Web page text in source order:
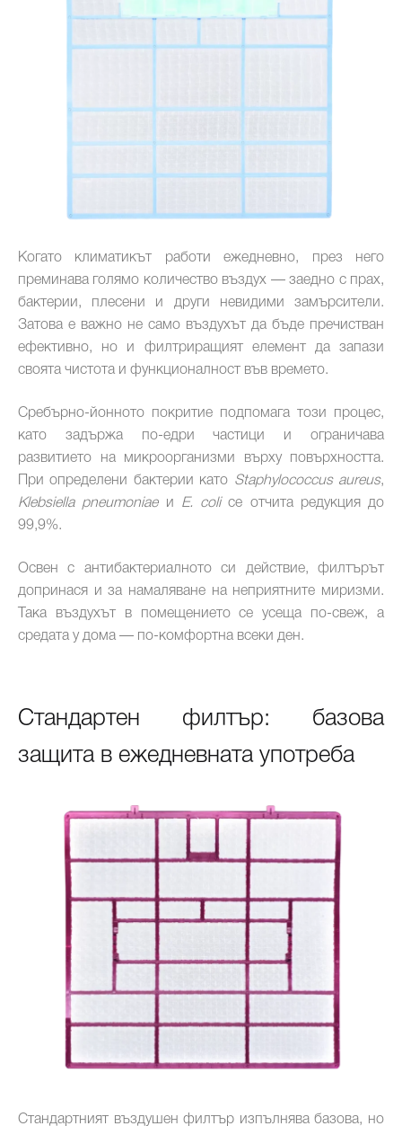
Когато климатикът работи ежедневно, през него
преминава голямо количество въздух — заедно с прах,
бактерии, плесени и други невидими замърсители.
Затова е важно не само въздухът да бъде пречистван
ефективно, но и филтриращият елемент да запази
своята чистота и функционалност във времето.
Сребърно-йонното покритие подпомага този процес,
като задържа по-едри частици и ограничава
развитието на микроорганизми върху повърхността.
При определени бактерии като Staphylococcus aureus,
Klebsiella pneumoniaeи E. coliсе отчита редукция до
99,9%.
Освен с антибактериалното си действие, филтърът
допринася и за намаляване на неприятните миризми.
Така въздухът в помещението се усеща по-свеж, а
средата у дома — по-комфортна всеки ден.
Стандартен филтър: базова
защита в ежедневната употреба
Стандартният въздушен филтър изпълнява базова, но